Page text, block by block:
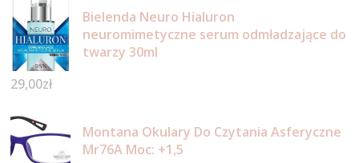
Bielenda Neuro Hialuron
neuromimetyczne serum odmładzające do
twarzy 30ml
29,00zł
Montana Okulary Do Czytania Asferyczne
Mr76A Moc: +1,5